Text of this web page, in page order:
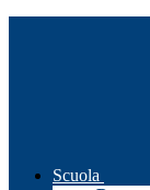
Scuola